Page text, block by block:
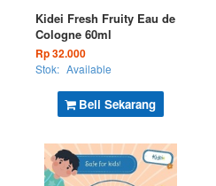
Beli Sekarang
Kidei Fresh Fruity Eau de
Cologne 60ml
Rp 32.000
Stok: Available